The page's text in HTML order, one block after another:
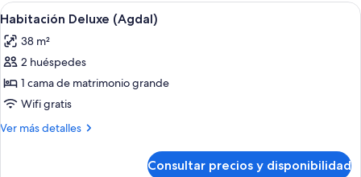
Abrir
todas
las
fotos
de
Habitación
Deluxe
Habitación de hotel con una cama
6
Habitación Deluxe (Agdal)
38 m²
2 huéspedes
1 cama de matrimonio grande
Wifi gratis
Ver más detalles
Más
Consultar precios y disponibilidad